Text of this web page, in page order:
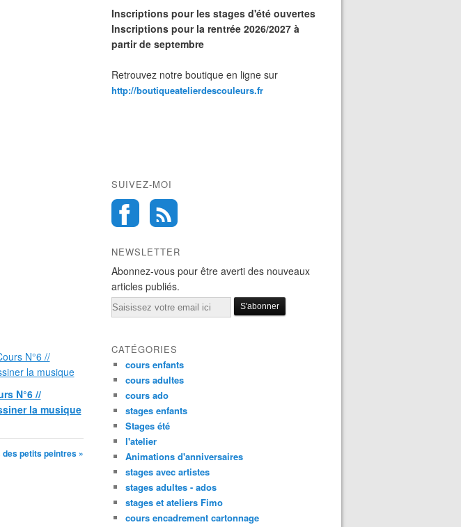
N°6 //
la musique
des petits peintres »
Inscriptions pour les stages d'été ouvertes
Inscriptions pour la rentrée 2026/2027 à
partir de septembre
Retrouvez notre boutique en ligne sur
http://boutiqueatelierdescouleurs.fr
SUIVEZ-MOI
NEWSLETTER
Abonnez-vous pour être averti des nouveaux
articles publiés.
Email
CATÉGORIES
cours enfants
cours adultes
cours ado
stages enfants
Stages été
l'atelier
Animations d'anniversaires
stages avec artistes
stages adultes - ados
stages et ateliers Fimo
cours encadrement cartonnage